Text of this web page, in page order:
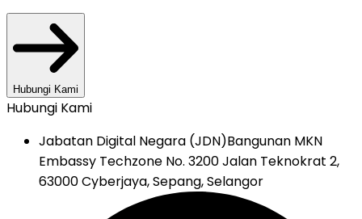
Hubungi Kami
Hubungi Kami
Jabatan Digital Negara (JDN)Bangunan MKN
Embassy Techzone No. 3200 Jalan Teknokrat 2,
63000 Cyberjaya, Sepang, Selangor